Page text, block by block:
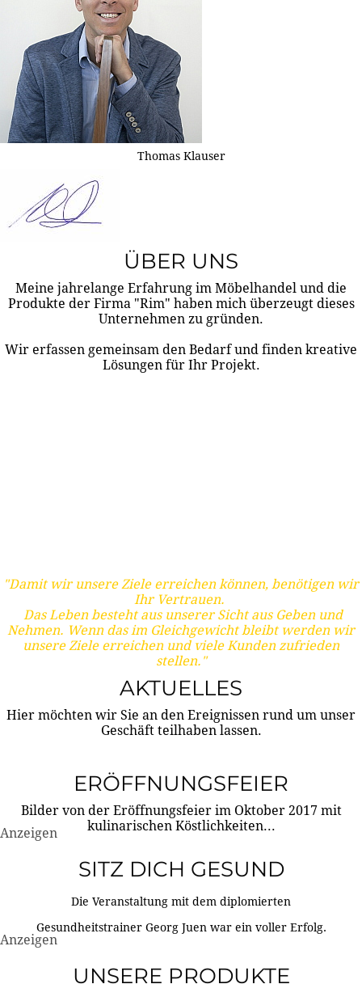
Thomas Klauser
ÜBER UNS
Meine jahrelange Erfahrung im Möbelhandel und die
Produkte der Firma "Rim" haben mich überzeugt dieses
Unternehmen zu gründen.
Wir erfassen gemeinsam den Bedarf und finden kreative
Lösungen für Ihr Projekt.
"Damit wir unsere Ziele erreichen können, benötigen wir
Ihr Vertrauen.
Das Leben besteht aus unserer Sicht aus Geben und
Nehmen. Wenn das im Gleichgewicht bleibt werden wir
unsere Ziele erreichen und viele Kunden zufrieden
stellen."
AKTUELLES
Hier möchten wir Sie an den Ereignissen rund um unser
Geschäft teilhaben lassen.
ERÖFFNUNGSFEIER
Bilder von der Eröffnungsfeier im Oktober 2017 mit
kulinarischen Köstlichkeiten...
Anzeigen
SITZ DICH GESUND
Die Veranstaltung mit dem diplomierten
Gesundheitstrainer Georg Juen war ein voller Erfolg.
Anzeigen
UNSERE PRODUKTE